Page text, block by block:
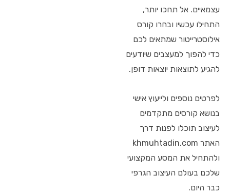
עצמאיים. אל תחכו יותר,
התחילו עכשיו ובחרו קורס
אילוסטרייטור שמתאים לכם
כדי להפוך למעצבים שיודעים
להגיע לתוצאות יוצאות דופן.
לפרטים נוספים ולייעוץ אישי
בנושא קורסים מתקדמים
לעיצוב תוכלו לפנות דרך
האתר khmuhtadin.com
ולהתחיל את המסע המקצועי
שלכם בעולם העיצוב הגרפי
כבר היום.